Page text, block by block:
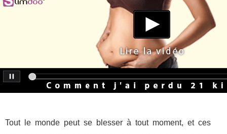
Tout le monde peut se blesser à tout moment, et ces